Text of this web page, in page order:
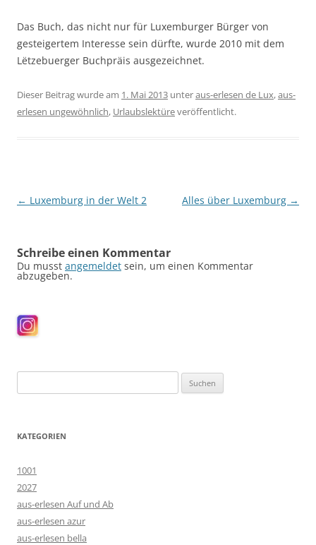
Das Buch, das nicht nur für Luxemburger Bürger von
gesteigertem Interesse sein dürfte, wurde 2010 mit dem
Lëtzebuerger Buchpräis ausgezeichnet.
Dieser Beitrag wurde am 1. Mai 2013 unteraus-erlesen de Lux,aus-
erlesen ungewöhnlich, Urlaubslektüreveröffentlicht.
Beitragsnavigation
← Luxemburg in der Welt 2 Alles über Luxemburg →
Schreibe einen Kommentar
Du musst angemeldet sein, um einen Kommentar
abzugeben.
nach:
KATEGORIEN
1001
2027
aus-erlesen Auf und Ab
aus-erlesen azur
aus-erlesen bella